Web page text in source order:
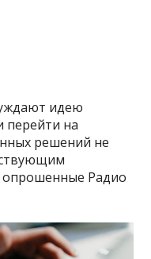
идею
перейти на
решений не
опрошенные Радио